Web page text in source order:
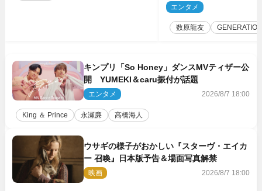
た瞬間を、音に乗せてお
エンタメ
数原龍友
キンプリ「So Honey」ダンスMVティザー公
開 YUMEKI＆caru振付が話題
エンタメ 2026/8/7 18:00
King ＆ Prince 永瀬廉 高橋海人
ウサギの様子がおかしい『スターヴ・エイカ
ー 召喚』日本版予告＆場面写真解禁
映画 2026/8/7 18:00